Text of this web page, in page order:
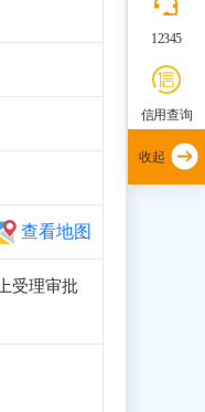
查看地图
受理审批
12345
信用查询
收起